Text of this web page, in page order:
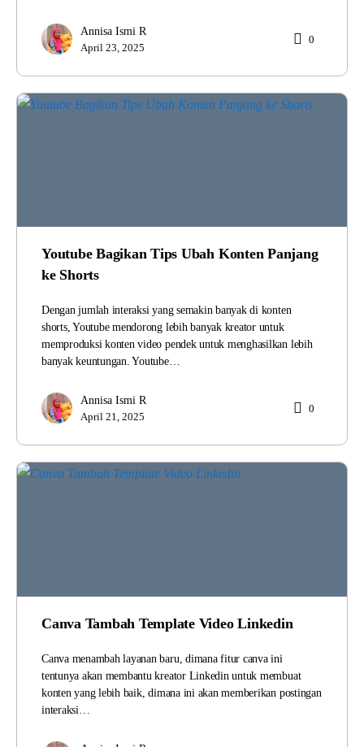
Annisa Ismi R
April 23, 2025
0
Youtube Bagikan Tips Ubah Konten Panjang
ke Shorts
Dengan jumlah interaksi yang semakin banyak di konten
shorts, Youtube mendorong lebih banyak kreator untuk
memproduksi konten video pendek untuk menghasilkan lebih
banyak keuntungan. Youtube…
Annisa Ismi R
April 21, 2025
0
Canva Tambah Template Video Linkedin
Canva menambah layanan baru, dimana fitur canva ini
tentunya akan membantu kreator Linkedin untuk membuat
konten yang lebih baik, dimana ini akan memberikan postingan
interaksi…